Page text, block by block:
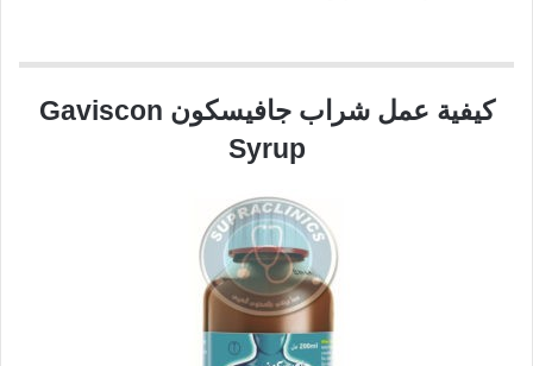
كيفية عمل شراب جافيسكون Gaviscon
Syrup